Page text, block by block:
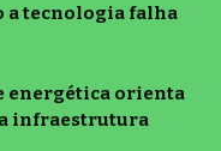
a tecnologia falha
energética orienta
infraestrutura